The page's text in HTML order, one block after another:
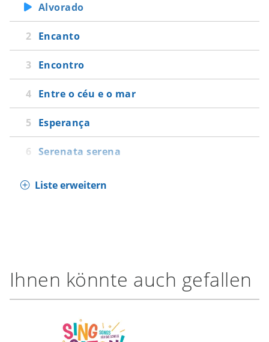
Alvorado
Encanto
Encontro
Entre o céu e o mar
Esperança
Serenata serena
Liste erweitern
Ihnen könnte auch gefallen